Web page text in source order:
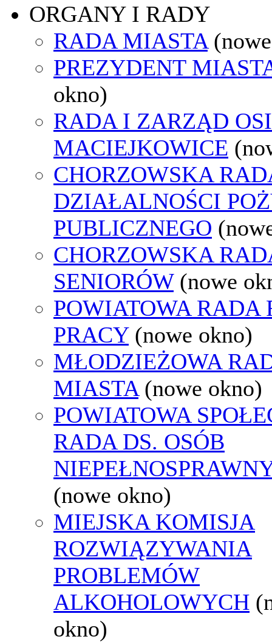
ORGANY I RADY
RADA MIASTA
PREZYDENT
okno)
RADA I ZARZĄD
MACIEJKOWICE
CHORZOWSKA
DZIAŁALNOŚCI
PUBLICZNEGO
CHORZOWSKA
SENIORÓW (nowe
POWIATOWA RADA
PRACY (nowe okno)
MŁODZIEŻOWA
MIASTA (nowe okno)
POWIATOWA
RADA DS. OSÓB
(nowe okno)
MIEJSKA KOMISJA
ROZWIĄZYWANIA
PROBLEMÓW
ALKOHOLOWYCH
okno)